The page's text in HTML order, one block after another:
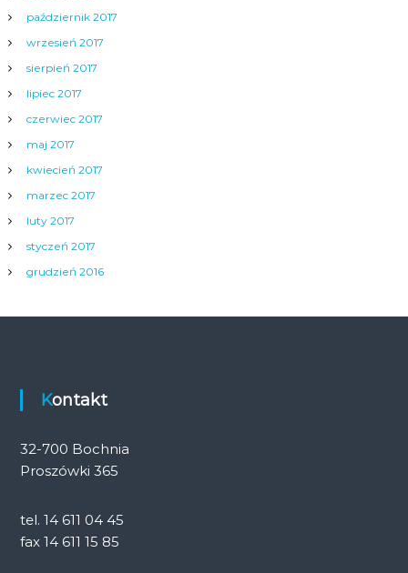
październik 2017
wrzesień 2017
sierpień 2017
lipiec 2017
czerwiec 2017
maj 2017
kwiecień 2017
marzec 2017
luty 2017
styczeń 2017
grudzień 2016
Kontakt
32-700 Bochnia
Proszówki 365
tel. 14 611 04 45
fax 14 611 15 85